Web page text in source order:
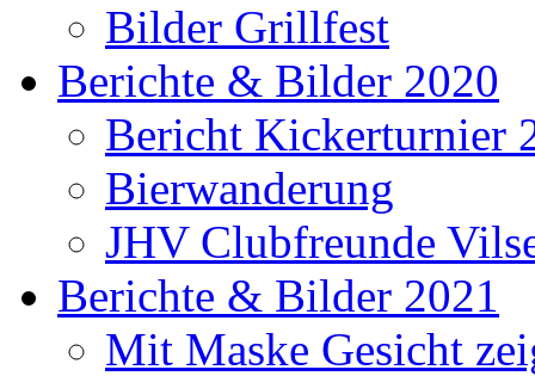
Bilder Grillfest
Berichte & Bilder 2020
Bericht Kickerturnier
Bierwanderung
JHV Clubfreunde
Berichte & Bilder 2021
Mit Maske Gesicht